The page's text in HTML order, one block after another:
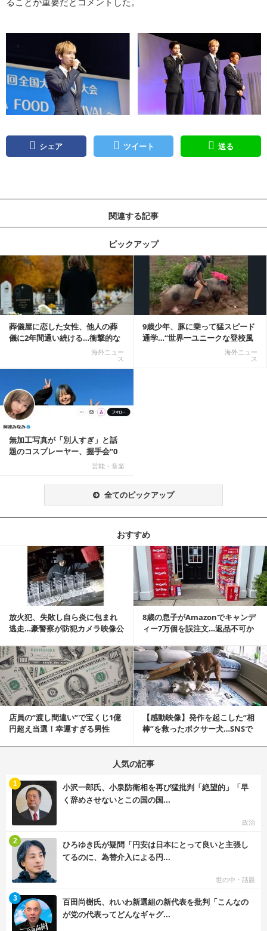
シェア ツイート 送る
関連する記事
ピックアップ
葬儀屋に恋した女性、他人の葬
儀に2年間通い続ける…衝撃的な
海外ニュー
ス
9歳少年、豚に乗って猛スピード
通学…“世界一ユニークな登校風
海外ニュー
ス
記事を読む
無加工写真が「別人すぎ」と話
題のコスプレーヤー、握手会“0
芸能・音楽
全てのピックアップ
おすすめ
放火犯、失敗し自ら炎に包まれ
逃走…豪警察が防犯カメラ映像公
8歳の息子がAmazonでキャンデ
ィー7万個を誤注文…返品不可か
記事を読む
店員の“渡し間違い”で宝くじ1億
円超え当選！幸運すぎる男性
【感動映像】発作を起こした“相
棒”を救ったボクサー犬…SNSで
記事を読む
人気の記事
小沢一郎氏、小泉防衛相を再び猛批判「絶望的」「早
く辞めさせないとこの国の国...
政治
1
ひろゆき氏が疑問「円安は日本にとって良いと主張し
てるのに、為替介入による円...
世の中・話題
2
百田尚樹氏、れいわ新選組の新代表を批判「こんなの
が党の代表ってどんなギャグ...
3